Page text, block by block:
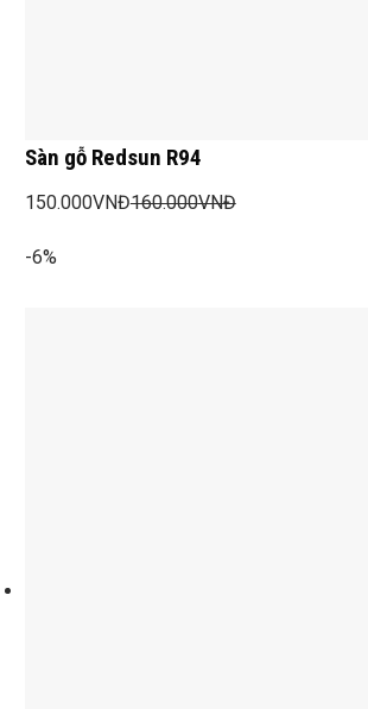
Sàn gỗ Redsun R94
150.000VNĐ160.000VNĐ
-6%